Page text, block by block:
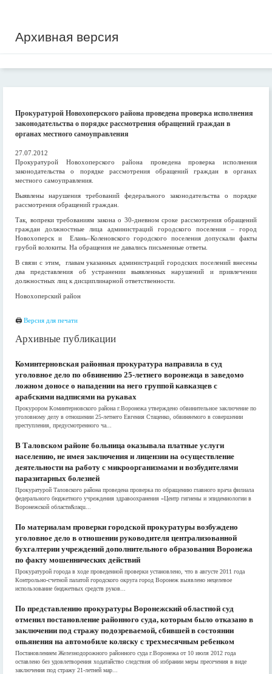
Архивная версия
Прокуратурой Новохоперского района проведена проверка исполнения
законодательства о порядке рассмотрения обращений граждан в
органах местного самоуправления
27.07.2012
Прокуратурой Новохоперского района проведена проверка исполнения
законодательства о порядке рассмотрения обращений граждан в органах
местного самоуправления.
Выявлены нарушения требований федерального законодательства о порядке
рассмотрения обращений граждан.
Так, вопреки требованиям закона о 30-дневном сроке рассмотрения обращений
граждан должностные лица администраций городского поселения – город
Новохоперск и Елань–Коленовского городского поселения допускали факты
грубой волокиты. На обращения не давались письменные ответы.
В связи с этим, главам указанных администраций городских поселений внесены
два представления об устранении выявленных нарушений и привлечении
должностных лиц к дисциплинарной ответственности.
Новохоперский район
🖨 Версия для печати
Архивные публикации
Коминтерновская районная прокуратура направила в суд
уголовное дело по обвинению 25-летнего воронежца в заведомо
ложном доносе о нападении на него группой кавказцев с
арабскими надписями на рукавах
Прокурором Коминтерновского района г.Воронежа утверждено обвинительное заключение по
уголовному делу в отношении 25-летнего Евгения Стаценко, обвиняемого в совершении
преступления, предусмотренного ча...
В Таловском районе больница оказывала платные услуги
населению, не имея заключения и лицензии на осуществление
деятельности на работу с микроорганизмами и возбудителями
паразитарных болезней
Прокуратурой Таловского района проведена проверка по обращению главного врача филиала
федерального бюджетного учреждения здравоохранения «Центр гигиены и эпидемиологии в
Воронежской области&raqu...
По материалам проверки городской прокуратуры возбуждено
уголовное дело в отношении руководителя централизованной
бухгалтерии учреждений дополнительного образования Воронежа
по факту мошеннических действий
Прокуратурой города в ходе проведенной проверки установлено, что в августе 2011 года
Контрольно-счетной палатой городского округа город Воронеж выявлено нецелевое
использование бюджетных средств руков...
По представлению прокуратуры Воронежский областной суд
отменил постановление районного суда, которым было отказано в
заключении под стражу подозреваемой, сбившей в состоянии
опьянения на автомобиле коляску с трехмесячным ребенком
Постановлением Железнодорожного районного суда г.Воронежа от 10 июля 2012 года
оставлено без удовлетворения ходатайство следствия об избрании меры пресечения в виде
заключения под стражу 21-летней мар...